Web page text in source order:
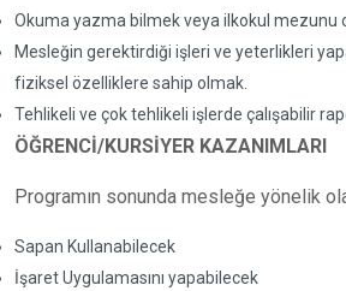
Okuma yazma bilmek veya ilkokul mezunu
Mesleğin gerektirdiği işleri ve yeterlikleri
fiziksel özelliklere sahip olmak.
Tehlikeli ve çok tehlikeli işlerde çalışabilir
ÖĞRENCİ/KURSİYER KAZANIMLARI
Programın sonunda mesleğe yönelik
Sapan Kullanabilecek
İşaret Uygulamasını yapabilecek